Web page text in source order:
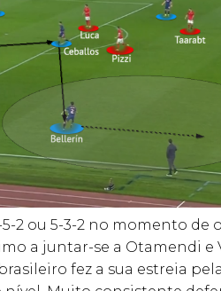
2 ou 5-3-2 no momento de
a juntar-se a Otamendi
fez a sua estreia